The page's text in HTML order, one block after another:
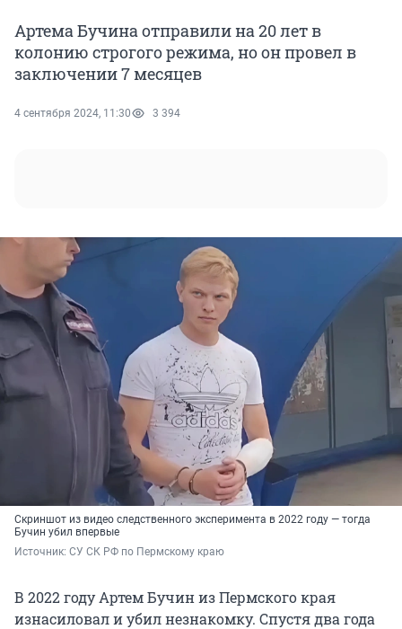
Артема Бучина отправили на 20 лет в
колонию строгого режима, но он провел в
заключении 7 месяцев
4 сентября 2024, 11:30 3 394
Скриншот из видео следственного эксперимента в 2022 году — тогда
Бучин убил впервые
Источник: СУ СК РФ по Пермскому краю
В 2022 году Артем Бучин из Пермского края
изнасиловал и убил незнакомку. Спустя два года